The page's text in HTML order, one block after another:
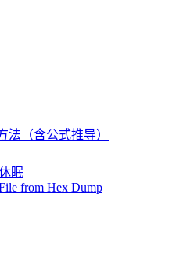
（含公式推导）
眠
from Hex Dump